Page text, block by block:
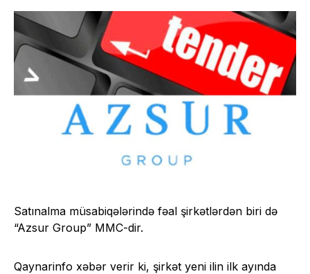
Satınalma müsabiqələrində fəal şirkətlərdən biri də
“Azsur Group” MMC-dir.
Qaynarinfo xəbər verir ki, şirkət yeni ilin ilk ayında